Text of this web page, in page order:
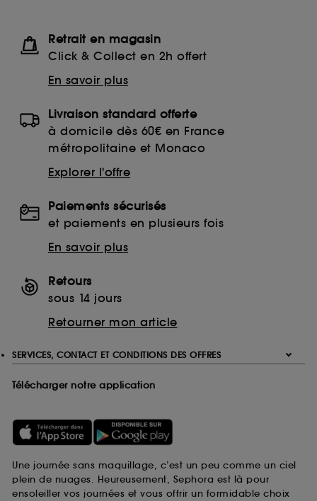
Retrait en magasin
Click & Collect en 2h offert
En savoir plus
Livraison standard offerte
à domicile dès 60€ en France
métropolitaine et Monaco
Explorer l'offre
Paiements sécurisés
et paiements en plusieurs fois
En savoir plus
Retours
sous 14 jours
Retourner mon article
SERVICES, CONTACT ET CONDITIONS DES OFFRES
Télécharger notre application
Une journée sans maquillage, c’est un peu comme un ciel
plein de nuages. Heureusement, Sephora est là pour
ensoleiller vos journées et vous offrir un formidable choix